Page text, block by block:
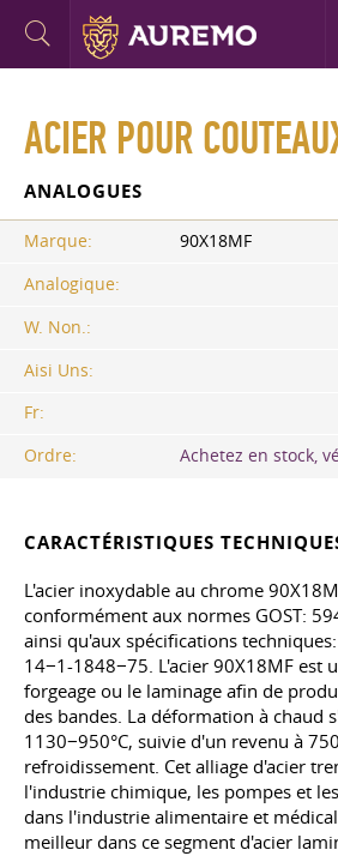
ACIER POUR
ANALOGUES
Marque:
90X18MF
Analogique:
W. Non.:
Aisi Uns:
Fr:
Ordre:
Achetez en stock,
CARACTÉRISTIQUES
L'acier inoxydable au chrome
conformément aux normes GOST:
ainsi qu'aux spécifications
14−1-1848−75. L'acier 90X18MF est
forgeage ou le laminage afin de
des bandes. La déformation à chaud
1130−950°C, suivie d'un revenu à
refroidissement. Cet alliage d'acier
l'industrie chimique, les pompes et
dans l'industrie alimentaire et
meilleur dans ce segment d'acier